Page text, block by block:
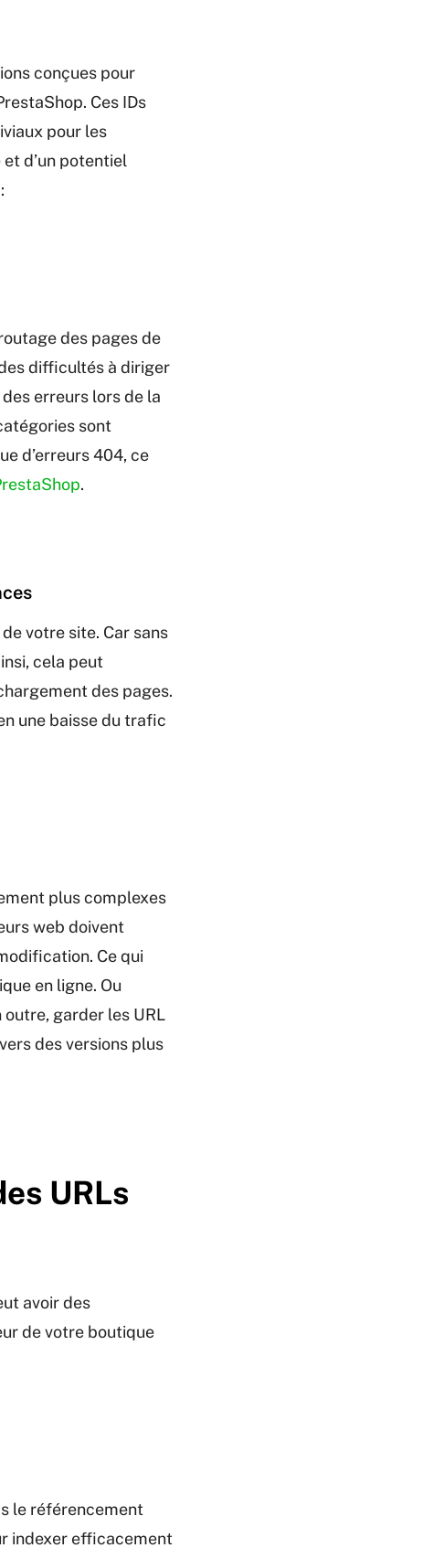
conçues pour
Ces IDs
pour les
d’un potentiel
des pages de
difficultés à diriger
erreurs lors de la
sont
d’erreurs 404, ce
.
votre site. Car sans
cela peut
des pages.
une baisse du trafic
plus complexes
web doivent
Ce qui
en ligne. Ou
garder les URL
des versions plus
URLs
avoir des
de votre boutique
le référencement
indexer efficacement